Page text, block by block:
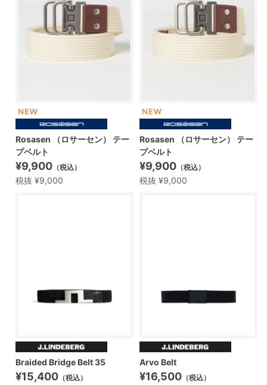
Rosasen （ロサーセン） テー
プベルト
¥9,900 （税込）
税抜 ¥9,000
Rosasen （ロサーセン） テー
プベルト
¥9,900 （税込）
税抜 ¥9,000
Braided Bridge Belt 35
¥15,400 （税込）
Arvo Belt
¥16,500 （税込）